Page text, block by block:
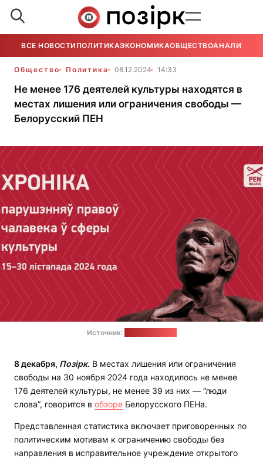
ВСЕ НОВОСТИ ПОЛИТИКАЭКОНОМИКАОБЩЕСТВОАНАЛИТИКА
Общество Политика 08.12.2024 14:33
Не менее 176 деятелей культуры находятся в
местах лишения или ограничения свободы —
Белорусский ПЕН
Источник:
8 декабря, Позірк. В местах лишения или ограничения
свободы на 30 ноября 2024 года находилось не менее
176 деятелей культуры, не менее 39 из них — “люди
слова”, говорится в обзоре Белорусского ПЕНа.
Представленная статистика включает приговоренных по
политическим мотивам к ограничению свободы без
направления в исправительное учреждение открытого